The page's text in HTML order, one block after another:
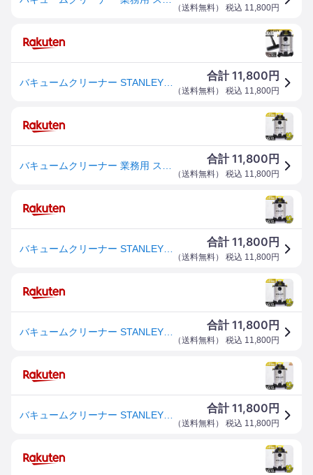
（送料無料） 税込 11,800円
合計11,800 円
（送料無料） 税込 11,800円
合計11,800 円
（送料無料） 税込 11,800円
合計11,800 円
（送料無料） 税込 11,800円
合計11,800 円
（送料無料） 税込 11,800円
合計11,800 円
（送料無料） 税込 11,800円